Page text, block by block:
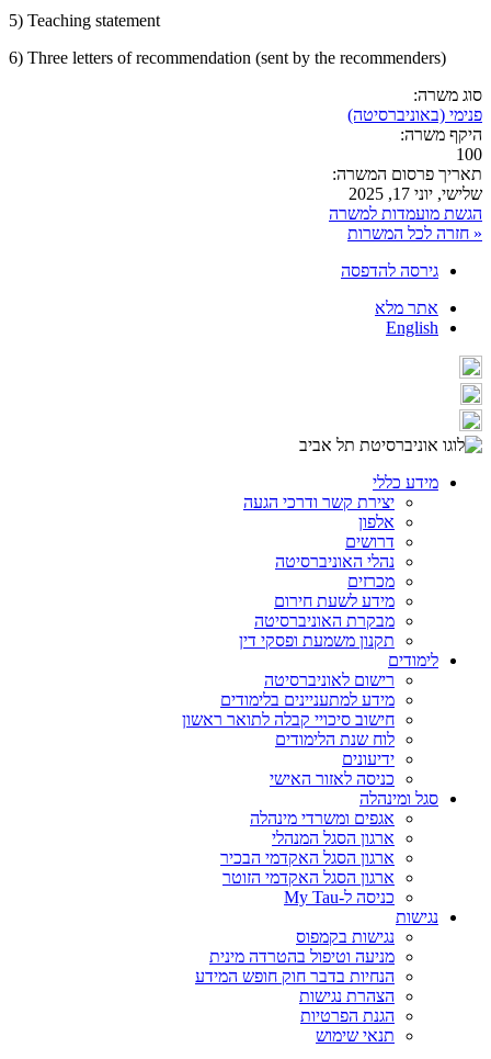
5) Teaching statement
6) Three letters of recommendation (sent by the recommenders)
סוג משרה:
פנימי (באוניברסיטה)
היקף משרה:
100
תאריך פרסום המשרה:
שלישי, יוני 17, 2025
הגשת מועמדות למשרה
« חזרה לכל המשרות
גירסה להדפסה
אתר מלא
English
מידע כללי
יצירת קשר ודרכי הגעה
אלפון
דרושים
נהלי האוניברסיטה
מכרזים
מידע לשעת חירום
מבקרת האוניברסיטה
תקנון משמעת ופסקי דין
לימודים
רישום לאוניברסיטה
מידע למתעניינים בלימודים
חישוב סיכויי קבלה לתואר ראשון
לוח שנת הלימודים
ידיעונים
כניסה לאזור האישי
סגל ומינהלה
אגפים ומשרדי מינהלה
ארגון הסגל המנהלי
ארגון הסגל האקדמי הבכיר
ארגון הסגל האקדמי הזוטר
כניסה ל-My Tau
נגישות
נגישות בקמפוס
מניעה וטיפול בהטרדה מינית
הנחיות בדבר חוק חופש המידע
הצהרת נגישות
הגנת הפרטיות
תנאי שימוש